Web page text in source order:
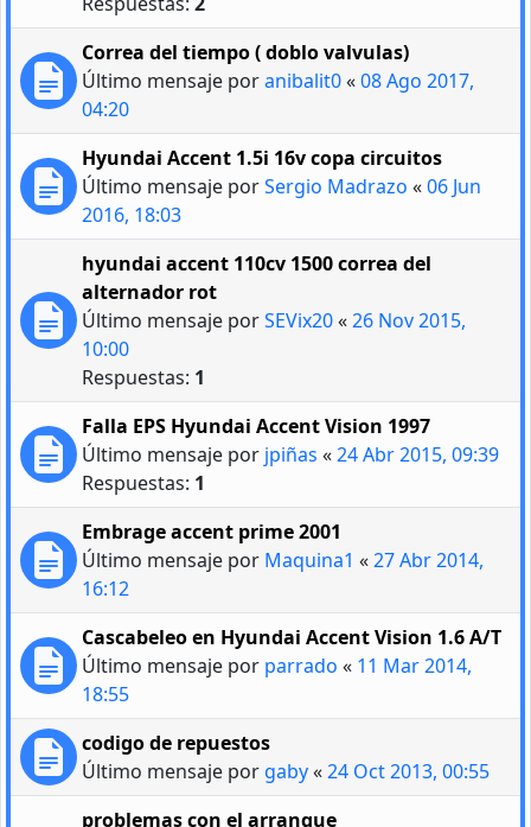
Correa del tiempo ( doblo valvulas)
Último mensaje poranibalit0«08 Ago 2017,
04:20
Hyundai Accent 1.5i 16v copa circuitos
Último mensaje porSergio Madrazo «06 Jun
2016, 18:03
hyundai accent 110cv 1500 correa del
alternador rot
Último mensaje porSEVix20«26 Nov 2015,
10:00
Respuestas: 1
Falla EPS Hyundai Accent Vision 1997
Último mensaje por jpiñas «24 Abr 2015, 09:39
Respuestas: 1
Embrage accent prime 2001
Último mensaje por Maquina1 «27 Abr 2014,
16:12
Cascabeleo en Hyundai Accent Vision 1.6 A/T
Último mensaje por parrado « 11 Mar 2014,
18:55
codigo de repuestos
Último mensaje por gaby«24 Oct 2013, 00:55
problemas con el arranque